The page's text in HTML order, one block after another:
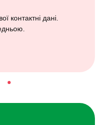
контактні дані.